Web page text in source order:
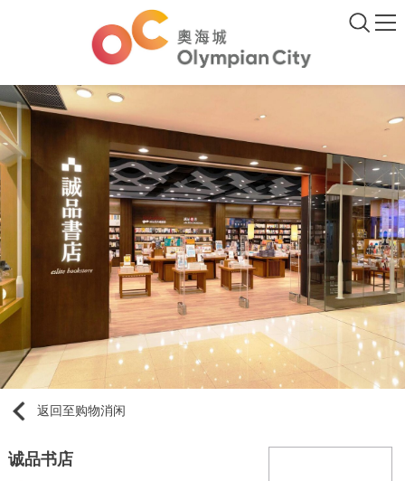
返回至购物消闲
诚品书店